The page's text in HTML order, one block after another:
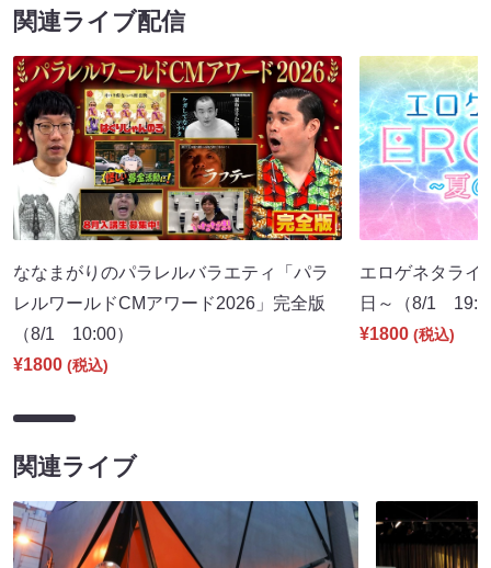
関連ライブ配信
ななまがりのパラレルバラエティ「パラ
レルワールドCMアワード2026」完全版
（8/1 10:00）
¥1800 (税込)
エロゲネタライ
日～（8/1
¥1800 (税込)
関連ライブ